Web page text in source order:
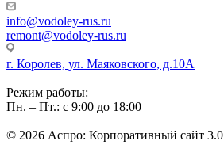
info@vodoley-rus.ru
remont@vodoley-rus.ru
г. Королев, ул. Маяковского, д.10А
Режим работы:
Пн. – Пт.: с 9:00 до 18:00
© 2026 Аспро: Корпоративный сайт 3.0